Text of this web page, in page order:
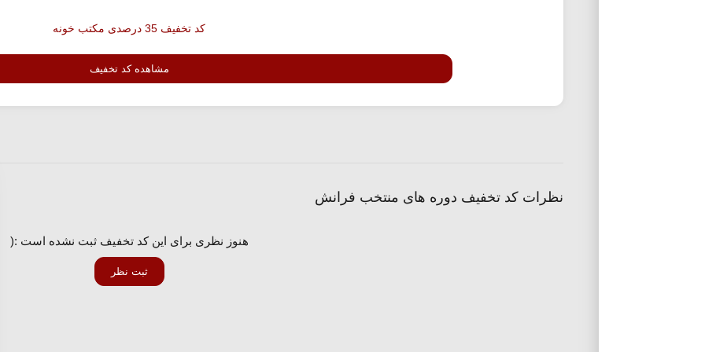
کد تخفیف 35 درصدی مکتب خونه
مشاهده کد تخفیف
نظرات کد تخفیف دوره های منتخب فرانش
هنوز نظری برای این کد تخفیف ثبت نشده است :(
ثبت نظر